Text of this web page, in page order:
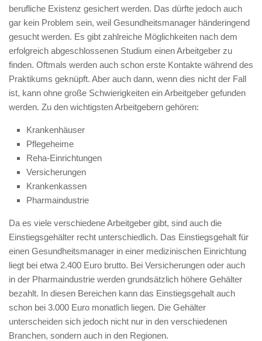
berufliche Existenz gesichert werden. Das dürfte jedoch auch
gar kein Problem sein, weil Gesundheitsmanager händeringend
gesucht werden. Es gibt zahlreiche Möglichkeiten nach dem
erfolgreich abgeschlossenen Studium einen Arbeitgeber zu
finden. Oftmals werden auch schon erste Kontakte während des
Praktikums geknüpft. Aber auch dann, wenn dies nicht der Fall
ist, kann ohne große Schwierigkeiten ein Arbeitgeber gefunden
werden. Zu den wichtigsten Arbeitgebern gehören:
Krankenhäuser
Pflegeheime
Reha-Einrichtungen
Versicherungen
Krankenkassen
Pharmaindustrie
Da es viele verschiedene Arbeitgeber gibt, sind auch die
Einstiegsgehälter recht unterschiedlich. Das Einstiegsgehalt für
einen Gesundheitsmanager in einer medizinischen Einrichtung
liegt bei etwa 2.400 Euro brutto. Bei Versicherungen oder auch
in der Pharmaindustrie werden grundsätzlich höhere Gehälter
bezahlt. In diesen Bereichen kann das Einstiegsgehalt auch
schon bei 3.000 Euro monatlich liegen. Die Gehälter
unterscheiden sich jedoch nicht nur in den verschiedenen
Branchen, sondern auch in den Regionen.